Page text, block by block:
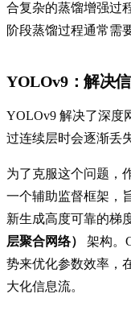
合复杂的蒸馏增强过
阶段蒸馏过程通常需
YOLOv9：解决
YOLOv9 解决了深度
过连续层时会逐渐丢
为了克服这个问题，
一个辅助监督框架，
新生成高度可靠的梯
层聚合网络）
架构。
势来优化参数效率，
大化信息流。